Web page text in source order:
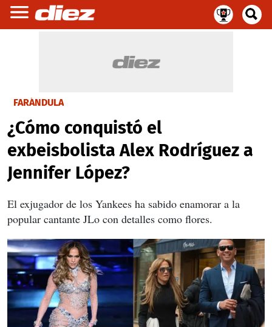
FARÁNDULA
¿Cómo conquistó el
exbeisbolista Alex Rodríguez a
Jennifer López?
El exjugador de los Yankees ha sabido enamorar a la
popular cantante JLo con detalles como flores.